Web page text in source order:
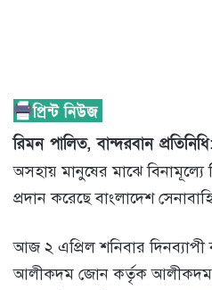
রিমন পালিত, বান্দরবান
অসহায় মানুষের মাঝে বিনামূল্যে
প্রদান করেছে বাংলাদেশ
আজ ২ এপ্রিল শনিবার দিনব্যাপী
আলীকদম জোন কর্তৃক আলীকদম